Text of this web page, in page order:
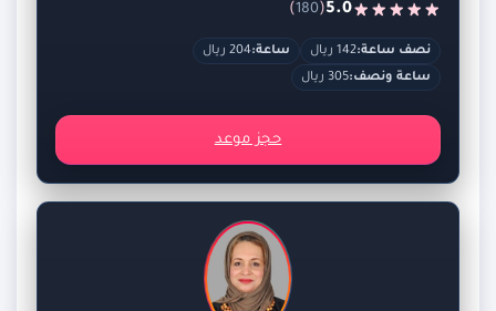
5.0
(
180
)
نصف ساعة:142 ريال ساعة:204 ريال
ساعة ونصف:305 ريال
حجز موعد